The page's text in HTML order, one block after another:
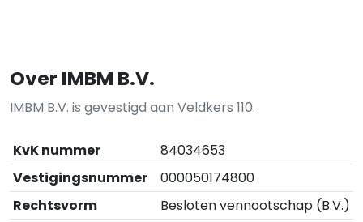
Over IMBM B.V.
IMBM B.V. is gevestigd aan Veldkers 110.
KvK nummer
84034653
Vestigingsnummer
000050174800
Rechtsvorm
Besloten vennootschap (B.V.)